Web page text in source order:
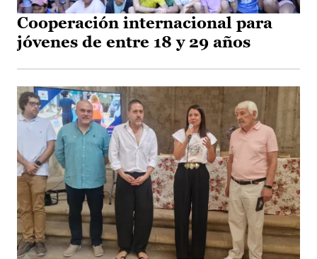
Cooperación internacional para
jóvenes de entre 18 y 29 años